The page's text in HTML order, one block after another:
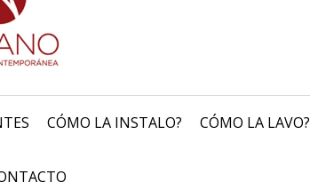
CÓMO LA INSTALO? CÓMO LA LAVO?